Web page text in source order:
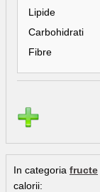
Lipide
Carbohidrati
Fibre
In categoria fructe
calorii: